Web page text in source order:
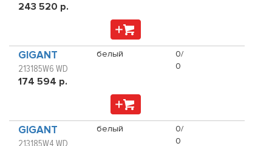
243 520 р.
GIGANT
213185W6 WD
174 594 р.
белый
0/
0
GIGANT
213185W4 WD
белый
0/
0